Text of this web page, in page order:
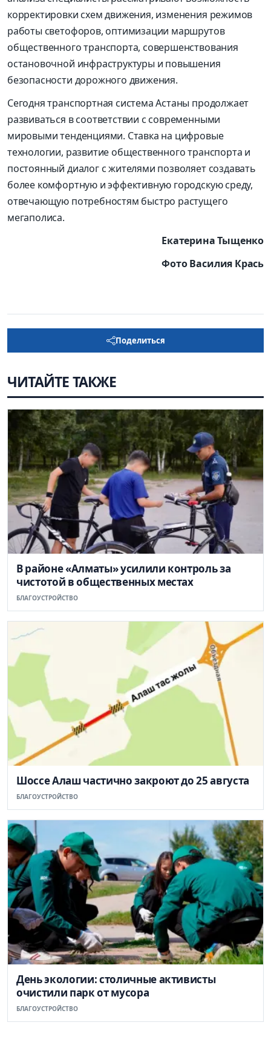
корректировки схем движения, изменения режимов
работы светофоров, оптимизации маршрутов
общественного транспорта, совершенствования
остановочной инфраструктуры и повышения
безопасности дорожного движения.
Сегодня транспортная система Астаны продолжает
развиваться в соответствии с современными
мировыми тенденциями. Ставка на цифровые
технологии, развитие общественного транспорта и
постоянный диалог с жителями позволяет создавать
более комфортную и эффективную городскую среду,
отвечающую потребностям быстро растущего
мегаполиса.
Екатерина Тыщенко
Фото Василия Крась
Поделиться
ЧИТАЙТЕ ТАКЖЕ
В районе «Алматы» усилили контроль за
чистотой в общественных местах
БЛАГОУСТРОЙСТВО
Шоссе Алаш частично закроют до 25 августа
БЛАГОУСТРОЙСТВО
День экологии: столичные активисты
очистили парк от мусора
БЛАГОУСТРОЙСТВО